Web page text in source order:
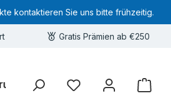
kontaktieren Sie uns bitte frühzeitig.
Gratis Prämien ab €250
Hardware-Deals
Sie haben 0 Produkte